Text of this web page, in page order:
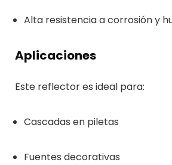
Alta resistencia a corrosión y
Aplicaciones
Este reflector es ideal para:
Cascadas en piletas
Fuentes decorativas